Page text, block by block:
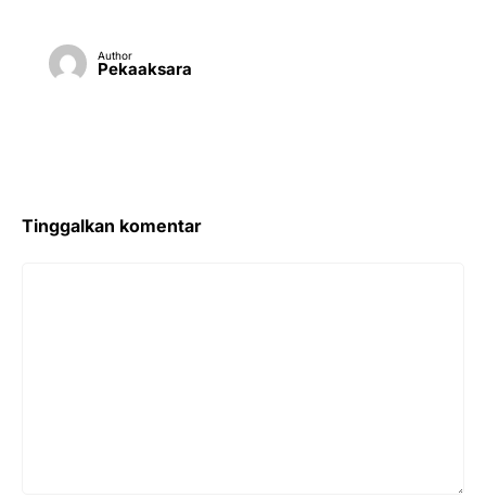
Author
Pekaaksara
Tinggalkan komentar